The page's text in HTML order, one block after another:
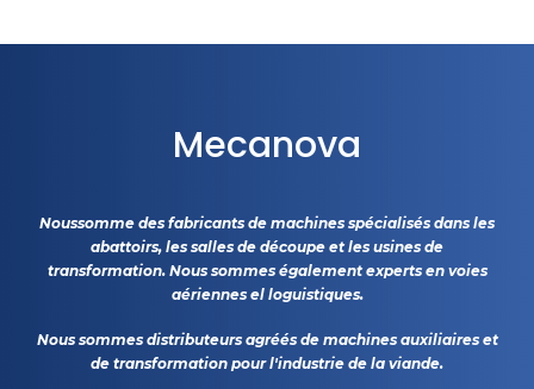
Mecanova
Noussomme des fabricants de machines spécialisés dans les
abattoirs, les salles de découpe et les usines de
transformation. Nous sommes également experts en voies
aériennes el loguistiques.
Nous sommes distributeurs agréés de machines auxiliaires et
de transformation pour l'industrie de la viande.